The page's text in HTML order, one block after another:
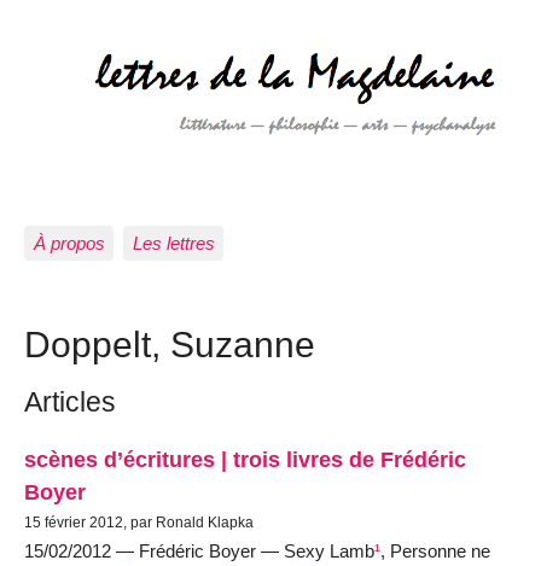
À propos Les lettres
Doppelt, Suzanne
Articles
scènes d’écritures | trois livres de Frédéric
Boyer
15 février 2012, par Ronald Klapka
15/02/2012 — Frédéric Boyer — Sexy Lamb¹, Personne ne